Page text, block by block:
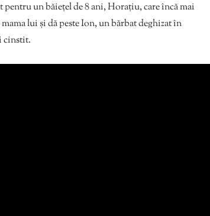
un băiețel de 8 ani, Horațiu, care încă mai
lui și dă peste Ion, un bărbat deghizat în
cinstit.